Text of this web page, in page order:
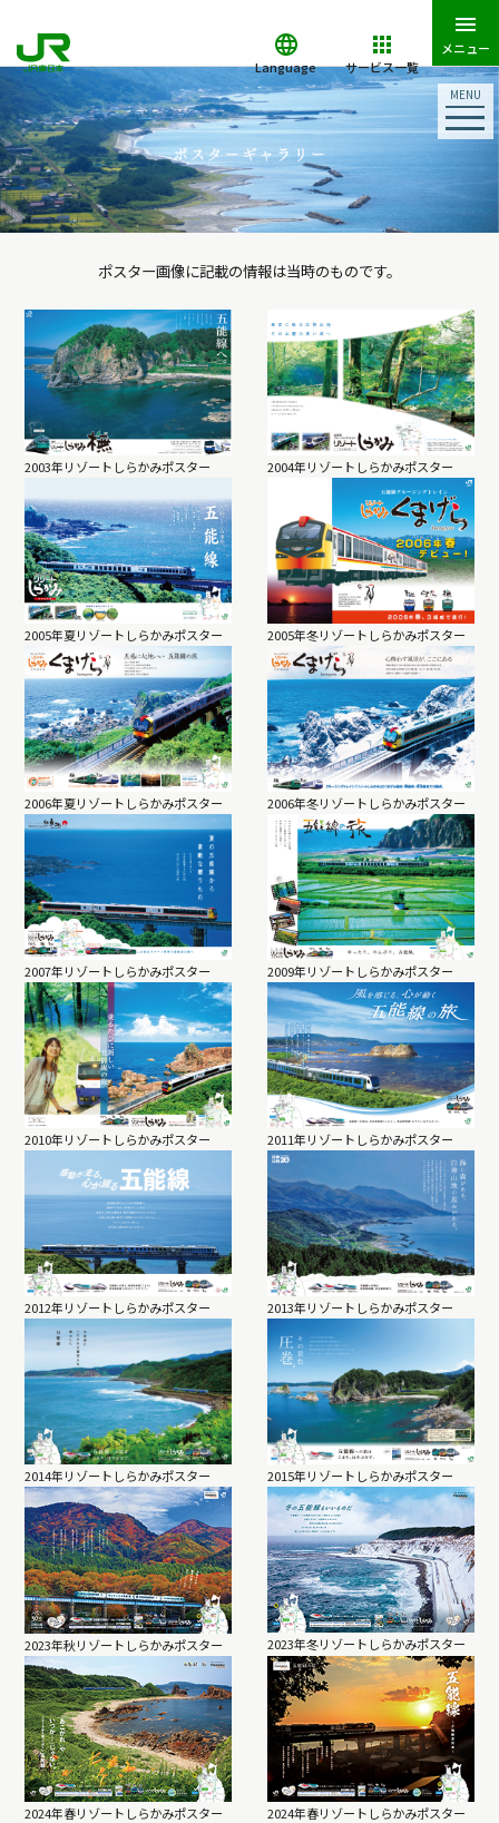
MENU
Language サービス一覧
メニュー
ポスター画像に記載の情報は当時のものです。
2003年リゾートしらかみポスター 2004年リゾートしらかみポスター
2005年夏リゾートしらかみポスター 2005年冬リゾートしらかみポスター
2006年夏リゾートしらかみポスター 2006年冬リゾートしらかみポスター
2007年リゾートしらかみポスター 2009年リゾートしらかみポスター
2010年リゾートしらかみポスター 2011年リゾートしらかみポスター
2012年リゾートしらかみポスター 2013年リゾートしらかみポスター
2014年リゾートしらかみポスター 2015年リゾートしらかみポスター
2023年秋リゾートしらかみポスター 2023年冬リゾートしらかみポスター
2024年春リゾートしらかみポスター 2024年春リゾートしらかみポスター